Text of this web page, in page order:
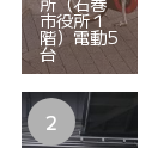
市役所１
階）電動5
台